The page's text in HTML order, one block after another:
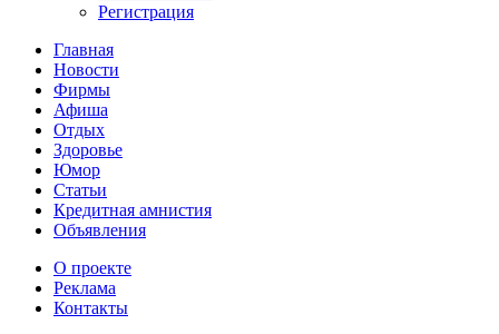
Регистрация
Главная
Новости
Фирмы
Афиша
Отдых
Здоровье
Юмор
Статьи
Кредитная амнистия
Объявления
О проекте
Реклама
Контакты